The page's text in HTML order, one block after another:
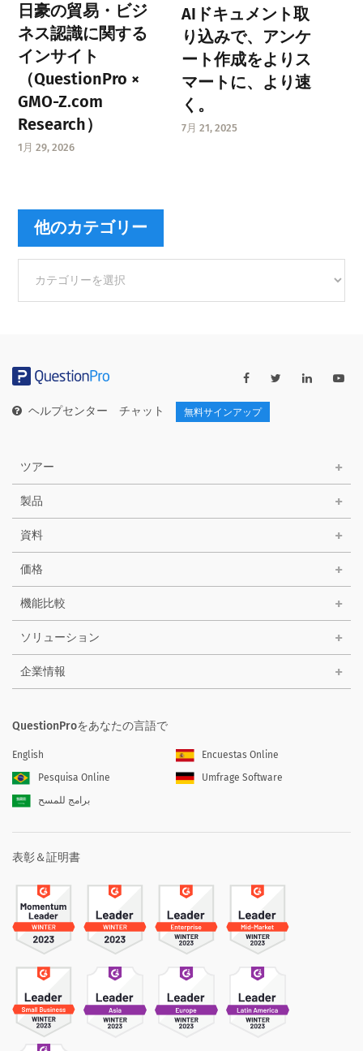
日豪の貿易・ビジ
ネス認識に関する
インサイト
（QuestionPro ×
GMO-Z.com
Research）
1月 29, 2026
AIドキュメント取
り込みで、アンケ
ート作成をよりス
マートに、より速
く。
7月 21, 2025
他のカテゴリー
カ
ー
ヘルプセンター チャット 無料サインアップ
ツアー
製品
資料
価格
機能比較
ソリューション
企業情報
QuestionProをあなたの言語で
English
Encuestas Online
Pesquisa Online
Umfrage Software
برامج للمسح
表彰＆証明書